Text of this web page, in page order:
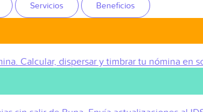
Servicios Beneficios
Calcular, dispersar y timbrar tu nómina en